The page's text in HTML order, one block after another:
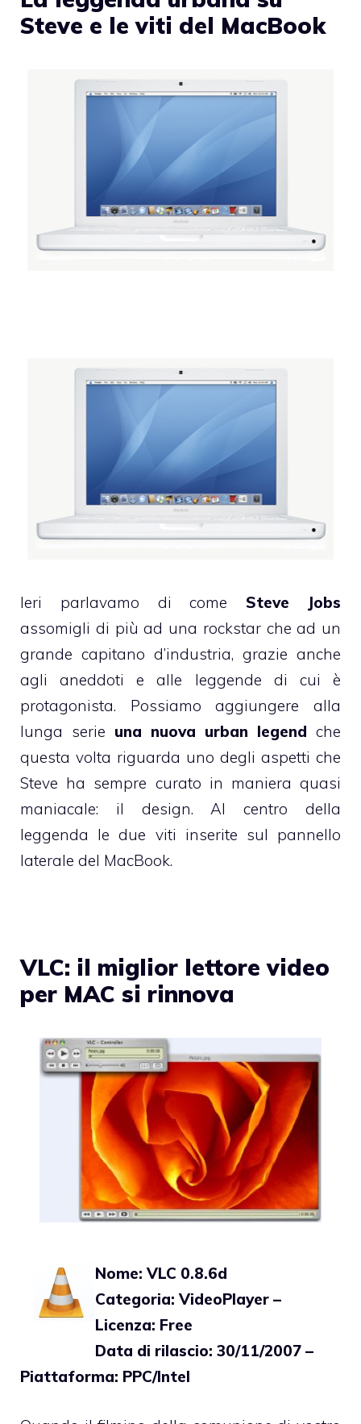
Steve e le viti del MacBook
Ieri parlavamo di comeSteve Jobs
assomigli di più ad una rockstar che ad un
grande capitano d’industria, grazie anche
agli aneddoti e alle leggende di cui è
protagonista. Possiamo aggiungere alla
lunga serie una nuova urban legend che
questa volta riguarda uno degli aspetti che
Steve ha sempre curato in maniera quasi
maniacale: il design. Al centro della
leggenda le due viti inserite sul pannello
laterale del MacBook.
VLC: il miglior lettore video
per MAC si rinnova
Nome: VLC 0.8.6d
Categoria: VideoPlayer –
Licenza: Free
Data di rilascio: 30/11/2007 –
Piattaforma: PPC/Intel